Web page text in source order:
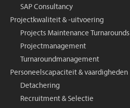
SAP Consultancy
Projectkwaliteit & -uitvoering
Projects Maintenance Turnarounds
Projectmanagement
Turnaroundmanagement
Personeelscapaciteit & vaardigheden
Detachering
Recruitment & Selectie